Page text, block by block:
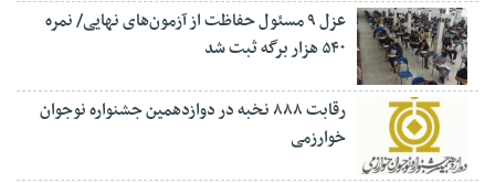
عزل ۹ مسئول حفاظت از آزمون‌های نهایی/ نمره
۵۴۰ هزار برگه ثبت شد
رقابت ۸۸۸ نخبه در دوازدهمین جشنواره نوجوان
خوارزمی